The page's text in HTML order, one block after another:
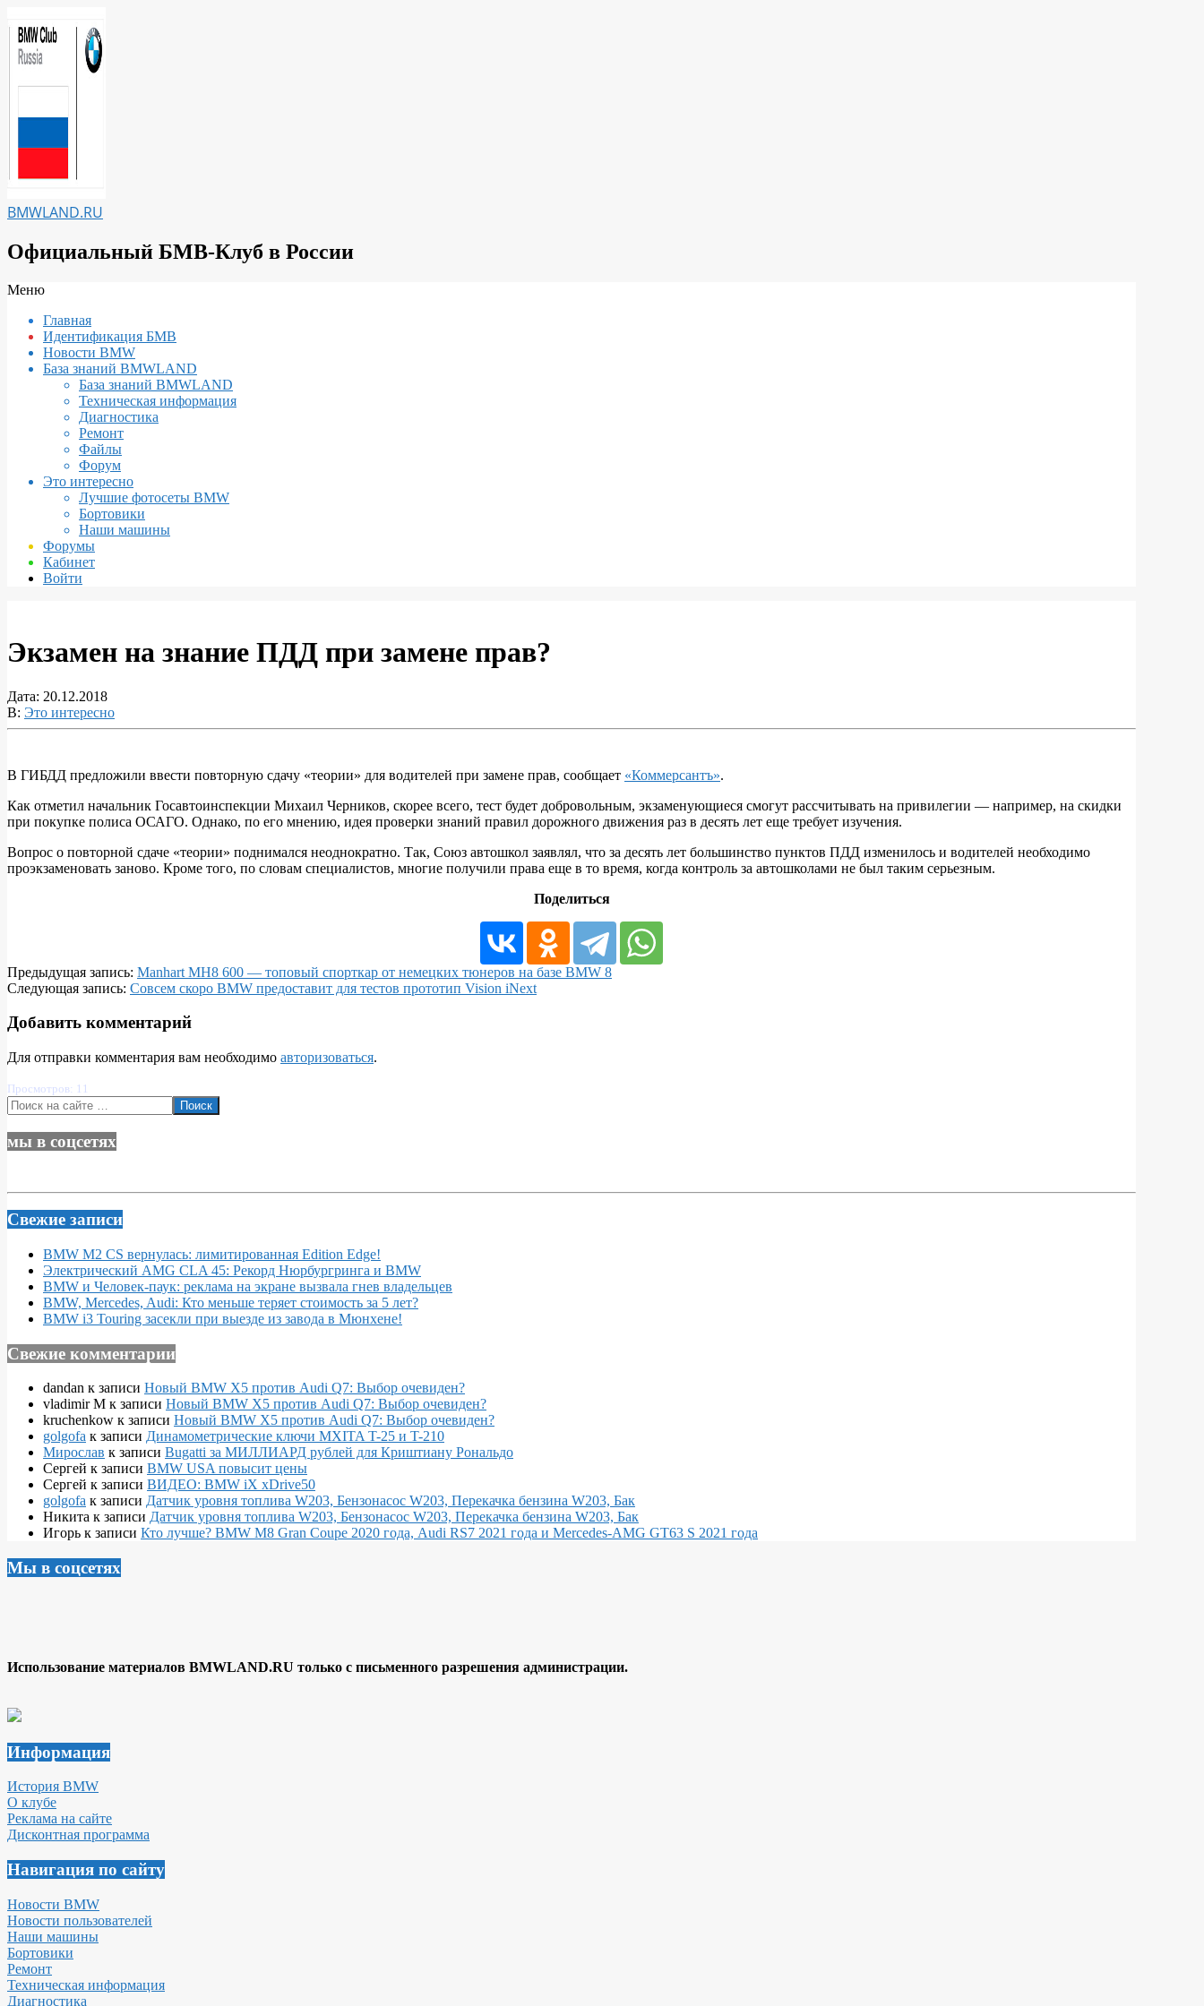
к
содержимому
BMWLAND.RU
Официальный БМВ-Клуб в России
Вторичное
навигации
Меню
Главная
Идентификация БМВ
Новости BMW
База знаний BMWLAND
База знаний BMWLAND
Техническая информация
Диагностика
Ремонт
Файлы
Форум
Это интересно
Лучшие фотосеты BMW
Бортовики
Наши машины
Форумы
Кабинет
Войти
Экзамен на знание ПДД при замене прав?
Дата: 20.12.2018
В: Это интересно
Экзамен
на
знание
ПДД
В ГИБДД предложили ввести повторную сдачу «теории» для водителей при замене прав, сообщает «Коммерсантъ».
Как отметил начальник Госавтоинспекции Михаил Черников, скорее всего, тест будет добровольным, экзаменующиеся смогут рассчитывать на привилегии — например, на скидки
при покупке полиса ОСАГО. Однако, по его мнению, идея проверки знаний правил дорожного движения раз в десять лет еще требует изучения.
Вопрос о повторной сдаче «теории» поднимался неоднократно. Так, Союз автошкол заявлял, что за десять лет большинство пунктов ПДД изменилось и водителей необходимо
проэкзаменовать заново. Кроме того, по словам специалистов, многие получили права еще в то время, когда контроль за автошколами не был таким серьезным.
Поделиться
2018-
12-
Предыдущая запись: Manhart MH8 600 — топовый спорткар от немецких тюнеров на базе BMW 8
Следующая запись: Совсем скоро BMW предоставит для тестов прототип Vision iNext
Добавить комментарий
Для отправки комментария вам необходимо авторизоваться.
Просмотров: 11
Поиск
мы в соцсетях
Свежие записи
BMW M2 CS вернулась: лимитированная Edition Edge!
Электрический AMG CLA 45: Рекорд Нюрбургринга и BMW
BMW и Человек-паук: реклама на экране вызвала гнев владельцев
BMW, Mercedes, Audi: Кто меньше теряет стоимость за 5 лет?
BMW i3 Touring засекли при выезде из завода в Мюнхене!
Свежие комментарии
dandan к записи Новый BMW X5 против Audi Q7: Выбор очевиден?
vladimir M к записи Новый BMW X5 против Audi Q7: Выбор очевиден?
kruchenkow к записи Новый BMW X5 против Audi Q7: Выбор очевиден?
golgofa к записи Динамометрические ключи MXITA T-25 и T-210
Мирослав к записи Bugatti за МИЛЛИАРД рублей для Криштиану Рональдо
Сергей к записи BMW USA повысит цены
Сергей к записи ВИДЕО: BMW iX xDrive50
golgofa к записи Датчик уровня топлива W203, Бензонасос W203, Перекачка бензина W203, Бак
Никита к записи Датчик уровня топлива W203, Бензонасос W203, Перекачка бензина W203, Бак
Игорь к записи Кто лучше? BMW M8 Gran Coupe 2020 года, Audi RS7 2021 года и Mercedes-AMG GT63 S 2021 года
Мы в соцсетях
Использование материалов BMWLAND.RU только с письменного разрешения администрации.
Информация
История BMW
О клубе
Реклама на сайте
Дисконтная программа
Навигация по сайту
Новости BMW
Новости пользователей
Наши машины
Бортовики
Ремонт
Техническая информация
Диагностика